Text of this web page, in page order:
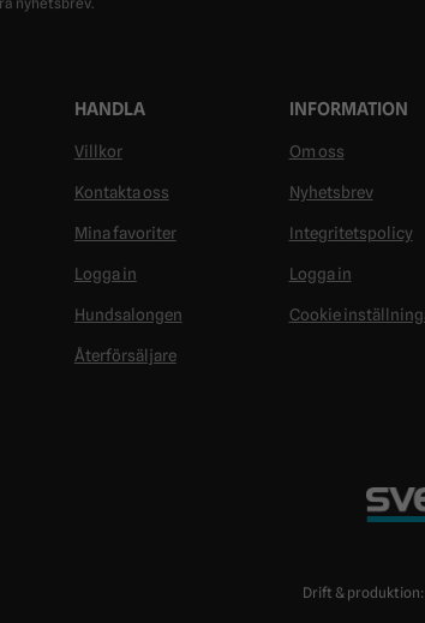
HANDLA
Villkor
Kontakta oss
Mina favoriter
Logga in
Hundsalongen
Återförsäljare
INFORMATION
Om oss
Nyhetsbrev
Integritetspolicy
Logga in
Cookie
Drift & produktion: